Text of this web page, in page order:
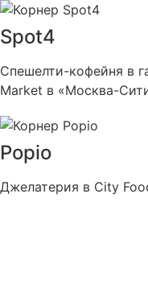
Spot4
Спешелти-кофейня в
Market в «Москва-
Popio
Джелатерия в City